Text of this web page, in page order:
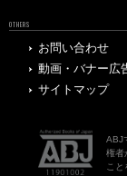
OTHERS
お問い合わせ
動画・バナー広
サイトマップ
ABJ
権者
こ